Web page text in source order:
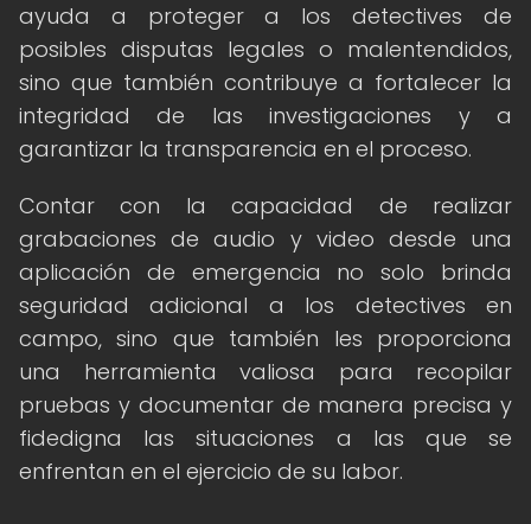
ayuda a proteger a los detectives de
posibles disputas legales o malentendidos,
sino que también contribuye a fortalecer la
integridad de las investigaciones y a
garantizar la transparencia en el proceso.
Contar con la capacidad de realizar
grabaciones de audio y video desde una
aplicación de emergencia no solo brinda
seguridad adicional a los detectives en
campo, sino que también les proporciona
una herramienta valiosa para recopilar
pruebas y documentar de manera precisa y
fidedigna las situaciones a las que se
enfrentan en el ejercicio de su labor.